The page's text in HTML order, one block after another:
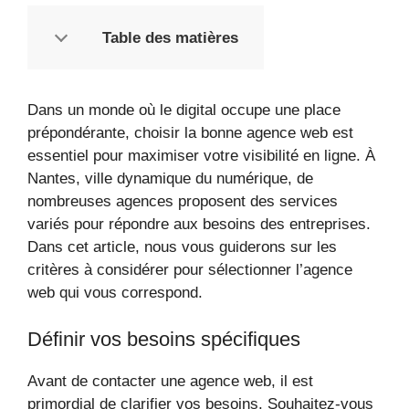
Table des matières
Dans un monde où le digital occupe une place
prépondérante, choisir la bonne agence web est
essentiel pour maximiser votre visibilité en ligne. À
Nantes, ville dynamique du numérique, de
nombreuses agences proposent des services
variés pour répondre aux besoins des entreprises.
Dans cet article, nous vous guiderons sur les
critères à considérer pour sélectionner l’agence
web qui vous correspond.
Définir vos besoins spécifiques
Avant de contacter une agence web, il est
primordial de clarifier vos besoins. Souhaitez-vous